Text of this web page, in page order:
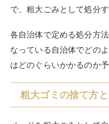
で、粗大ごみとして処分
各自治体で定める処分方
なっている自治体でどの
はどのぐらいかかるのか
粗大ゴミの捨て方